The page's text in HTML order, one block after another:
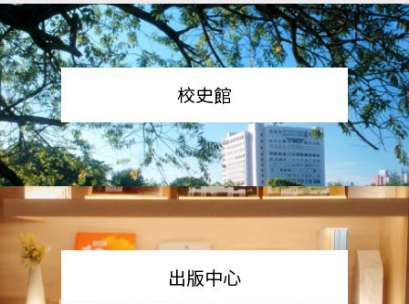
校史館
出版中心